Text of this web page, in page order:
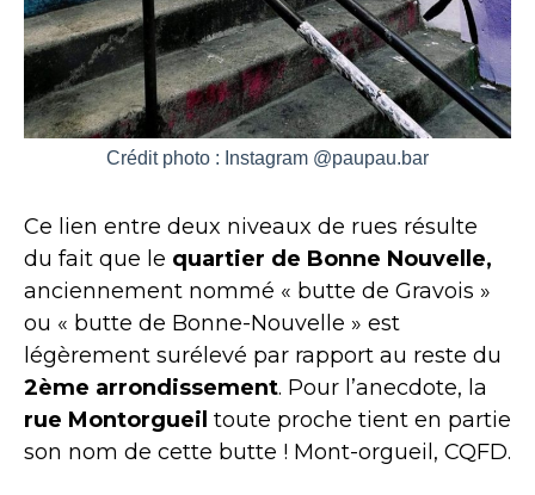
Crédit photo : Instagram @paupau.bar
Ce lien entre deux niveaux de rues résulte
du fait que le quartier de Bonne Nouvelle,
anciennement nommé « butte de Gravois »
ou « butte de Bonne-Nouvelle » est
légèrement surélevé par rapport au reste du
2ème arrondissement. Pour l’anecdote, la
rue Montorgueil toute proche tient en partie
son nom de cette butte ! Mont-orgueil, CQFD.